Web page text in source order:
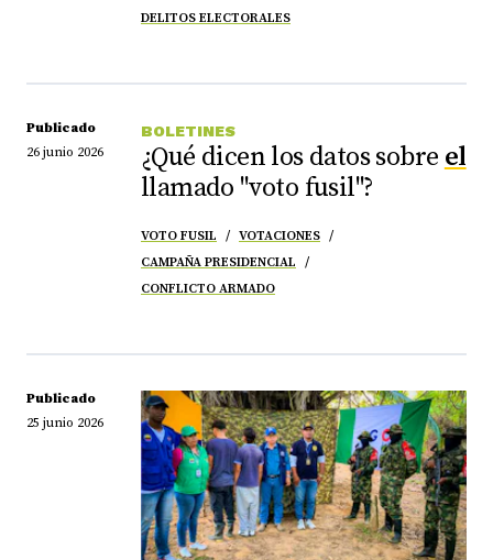
DELITOS ELECTORALES
Publicado
26 junio 2026
BOLETINES
¿Qué dicen los datos sobre el
llamado "voto fusil"?
VOTO FUSIL
VOTACIONES
CAMPAÑA PRESIDENCIAL
CONFLICTO ARMADO
Publicado
25 junio 2026